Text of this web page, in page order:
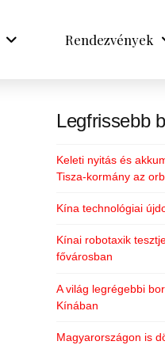
Rendezvények
Legfrissebb
Keleti nyitás és
Tisza-kormány az
Kína technológiai
Kínai robotaxik
fővárosban
A világ legrégebbi
Kínában
Magyarországon is